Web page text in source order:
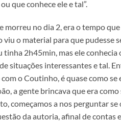
que conhece ele e tal”.
no dia 2, era o tempo
o material para que pudesse
2h45min, mas ele
situações interessantes e tal.
o Coutinho, é quase como
a gente brincava que era
começamos a nos perguntar
da autoria, afinal de contas